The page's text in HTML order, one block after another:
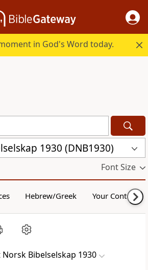
in God's Word today.
1930 (DNB1930)
Font Size
Hebrew/Greek Your Content
Norsk Bibelselskap 1930